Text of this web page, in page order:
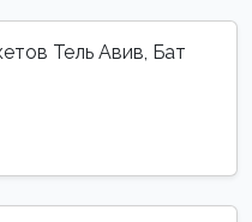
Тель Авив, Бат